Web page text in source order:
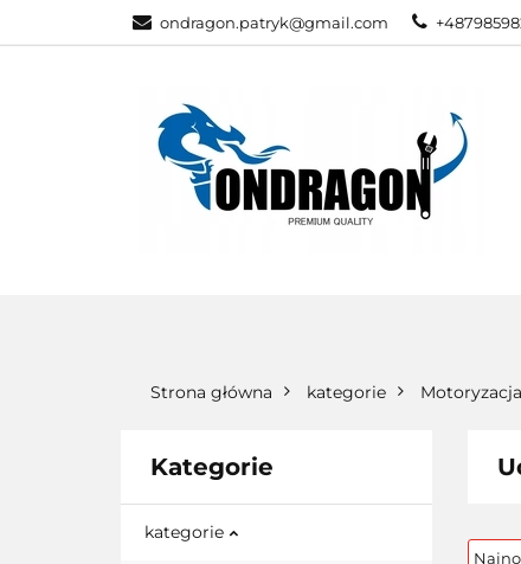
ondragon.patryk@gmail.comKATEGORIE
Strona główna kategorie Motoryzacja
Kategorie
kategorie